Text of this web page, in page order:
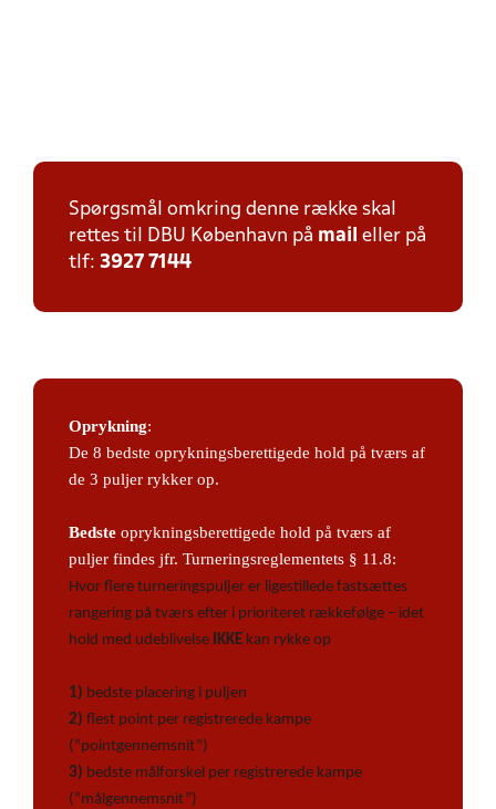
Spørgsmål omkring denne række skal
rettes til DBU København på mail eller på
tlf: 3927 7144
Oprykning:
De 8 bedste oprykningsberettigede hold på tværs af
de 3 puljer rykker op.
Bedste oprykningsberettigede hold på tværs af
puljer findes jfr. Turneringsreglementets § 11.8:
Hvor flere turneringspuljer er ligestillede fastsættes
rangering på tværs efter i prioriteret rækkefølge – idet
hold med udeblivelse IKKE kan rykke op
1) bedste placering i puljen
2) flest point per registrerede kampe
(”pointgennemsnit”)
3) bedste målforskel per registrerede kampe
(”målgennemsnit”)